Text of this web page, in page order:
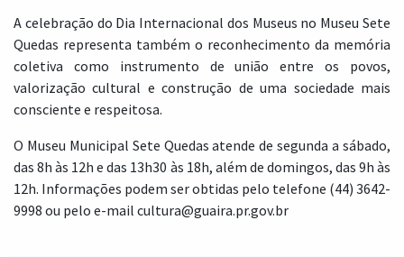
A celebração do Dia Internacional dos Museus no Museu Sete
Quedas representa também o reconhecimento da memória
coletiva como instrumento de união entre os povos,
valorização cultural e construção de uma sociedade mais
consciente e respeitosa.
O Museu Municipal Sete Quedas atende de segunda a sábado,
das 8h às 12h e das 13h30 às 18h, além de domingos, das 9h às
12h. Informações podem ser obtidas pelo telefone (44) 3642-
9998 ou pelo e-mail cultura@guaira.pr.gov.br